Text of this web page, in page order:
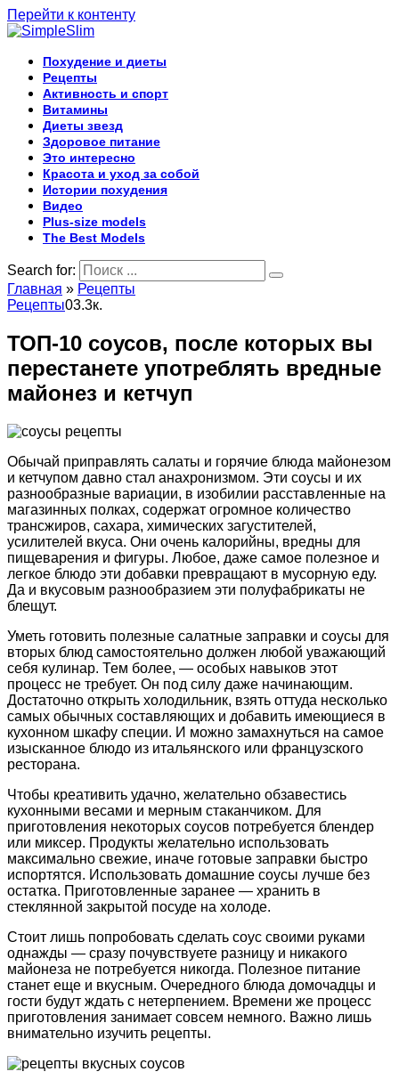
Перейти к контенту
Похудение и диеты
Рецепты
Активность и спорт
Витамины
Диеты звезд
Здоровое питание
Это интересно
Красота и уход за собой
Истории похудения
Видео
Plus-size models
The Best Models
Search for:
Главная » Рецепты
Рецепты03.3к.
ТОП-10 соусов, после которых вы
перестанете употреблять вредные
майонез и кетчуп
Обычай приправлять салаты и горячие блюда майонезом
и кетчупом давно стал анахронизмом. Эти соусы и их
разнообразные вариации, в изобилии расставленные на
магазинных полках, содержат огромное количество
трансжиров, сахара, химических загустителей,
усилителей вкуса. Они очень калорийны, вредны для
пищеварения и фигуры. Любое, даже самое полезное и
легкое блюдо эти добавки превращают в мусорную еду.
Да и вкусовым разнообразием эти полуфабрикаты не
блещут.
Уметь готовить полезные салатные заправки и соусы для
вторых блюд самостоятельно должен любой уважающий
себя кулинар. Тем более, — особых навыков этот
процесс не требует. Он под силу даже начинающим.
Достаточно открыть холодильник, взять оттуда несколько
самых обычных составляющих и добавить имеющиеся в
кухонном шкафу специи. И можно замахнуться на самое
изысканное блюдо из итальянского или французского
ресторана.
Чтобы креативить удачно, желательно обзавестись
кухонными весами и мерным стаканчиком. Для
приготовления некоторых соусов потребуется блендер
или миксер. Продукты желательно использовать
максимально свежие, иначе готовые заправки быстро
испортятся. Использовать домашние соусы лучше без
остатка. Приготовленные заранее — хранить в
стеклянной закрытой посуде на холоде.
Стоит лишь попробовать сделать соус своими руками
однажды — сразу почувствуете разницу и никакого
майонеза не потребуется никогда. Полезное питание
станет еще и вкусным. Очередного блюда домочадцы и
гости будут ждать с нетерпением. Времени же процесс
приготовления занимает совсем немного. Важно лишь
внимательно изучить рецепты.